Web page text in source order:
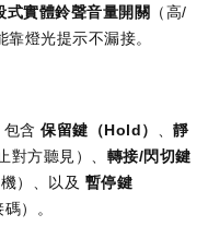
式實體鈴聲音量開關 （高/
燈光提示不漏接。
含 保留鍵（Hold）
靜
對方聽見）、 轉接/閃切鍵
）、以及 暫停鍵
）。